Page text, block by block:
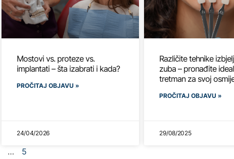
Mostovi vs. proteze vs.
implantati – šta izabrati i kada?
PROČITAJ OBJAVU »
24/04/2026
Različite tehnike
zuba – pronađite
tretman za svoj
PROČITAJ OBJAVU »
29/08/2025
… 5